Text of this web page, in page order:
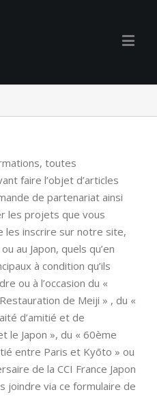
toutes
faire l’objet d’articles
de partenariat ainsi
les projets que vous
les inscrire sur notre site,
au Japon, quels qu’en
à condition qu’ils
ou à l’occasion du «
de Meiji » , du «
d’amitié et de
le Japon », du « 60ème
entre Paris et Kyōto » ou
de la CCI France Japon
joindre via ce formulaire de